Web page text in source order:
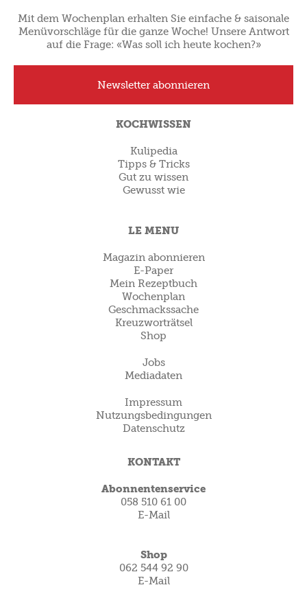
Mit dem Wochenplan erhalten Sie einfache & saisonale
Menüvorschläge für die ganze Woche! Unsere Antwort
auf die Frage: «Was soll ich heute kochen?»
Newsletter abonnieren
KOCHWISSEN
Kulipedia
Tipps & Tricks
Gut zu wissen
Gewusst wie
LE MENU
Magazin abonnieren
E-Paper
Mein Rezeptbuch
Wochenplan
Geschmackssache
Kreuzworträtsel
Shop
Jobs
Mediadaten
Impressum
Nutzungsbedingungen
Datenschutz
KONTAKT
Abonnentenservice
058 510 61 00
E-Mail
Shop
062 544 92 90
E-Mail